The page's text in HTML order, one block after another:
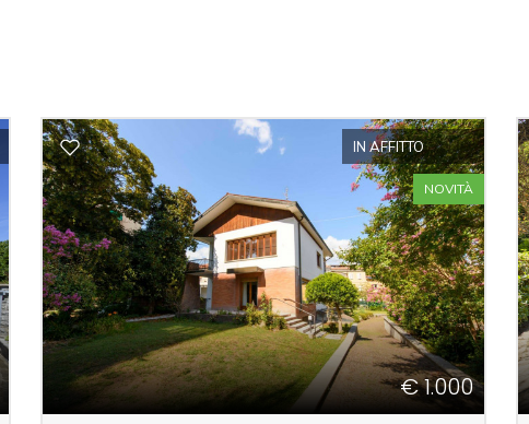
IN AFFITTO
NOVITÀ
€ 1.000